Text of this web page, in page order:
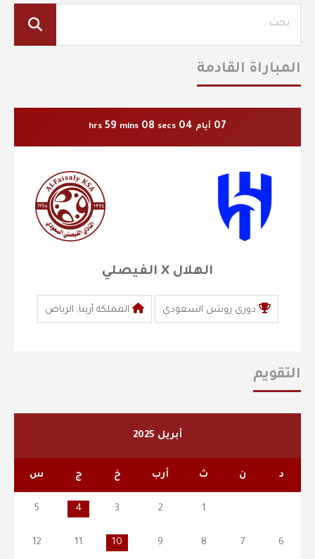
المباراة القادمة
07 أيام 04
hrs 59 mins 08 secs
الهلال X الفيصلي
دوري روشن السعودي المملكة أرينا, الرياض
التقويم
أبريل 2025
د ن ث أرب خ ج س
1
2
3
4
5
6
7
8
9
10
11
12